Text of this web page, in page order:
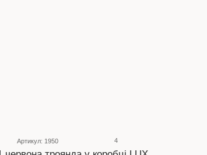
Артикул: 1950 4